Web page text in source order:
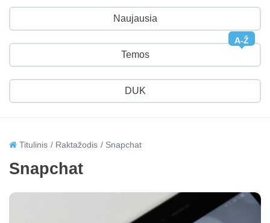
Naujausia
Temos
A-Ž
DUK
Titulinis Raktažodis Snapchat
Snapchat